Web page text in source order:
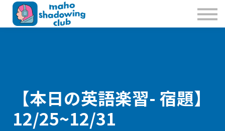
私たちのこと
お問合せ
【本日の英語楽習- 宿題】
12/25~12/31